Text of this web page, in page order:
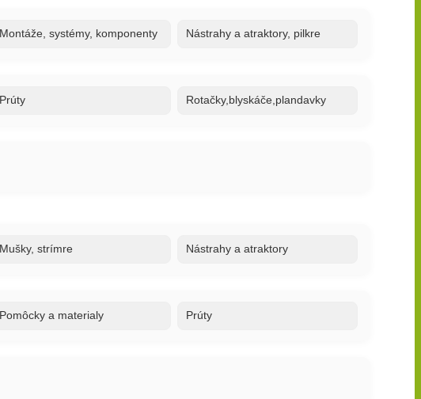
Montáže, systémy, komponenty Nástrahy a atraktory, pilkre
Prúty Rotačky,blyskáče,plandavky
Mušky, strímre Nástrahy a atraktory
Pomôcky a materialy Prúty